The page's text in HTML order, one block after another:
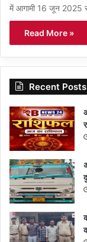
में आगामी 16 जून 2025
Read More »
Recent Posts